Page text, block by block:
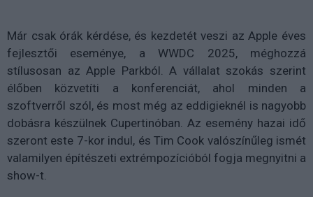
Már csak órák kérdése, és kezdetét veszi az Apple éves
fejlesztői eseménye, a WWDC 2025, méghozzá
stílusosan az Apple Parkból. A vállalat szokás szerint
élőben közvetíti a konferenciát, ahol minden a
szoftverről szól, és most még az eddigieknél is nagyobb
dobásra készülnek Cupertinóban. Az esemény hazai idő
szeront este 7-kor indul, és Tim Cook valószínűleg ismét
valamilyen építészeti extrémpozícióból fogja megnyitni a
show-t.